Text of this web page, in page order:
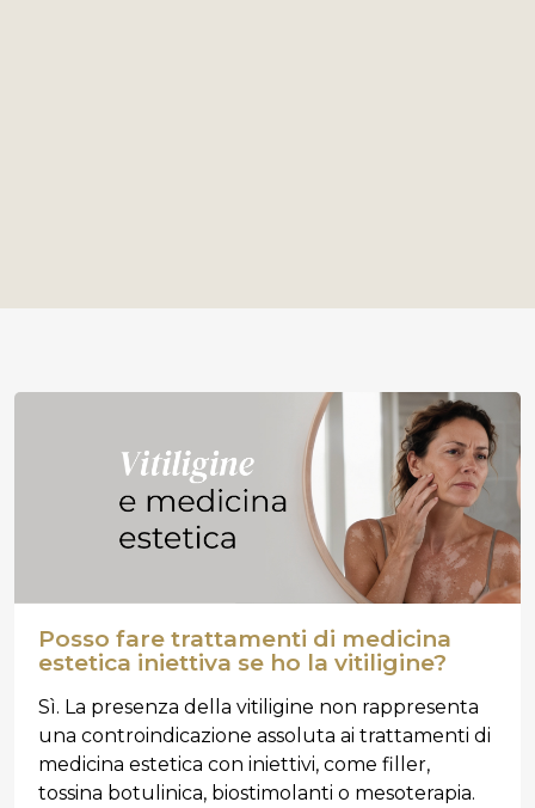
Posso fare trattamenti di medicina
estetica iniettiva se ho la vitiligine?
Sì. La presenza della vitiligine non rappresenta
una controindicazione assoluta ai trattamenti di
medicina estetica con iniettivi, come filler,
tossina botulinica, biostimolanti o mesoterapia.